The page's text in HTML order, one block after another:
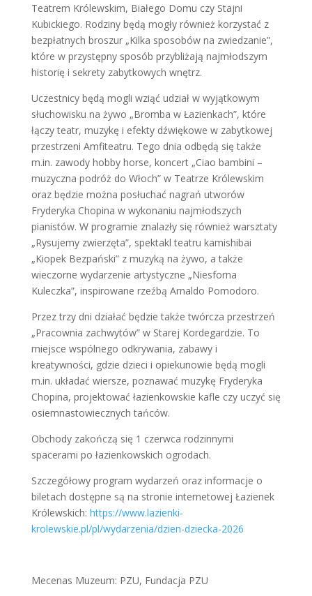
Teatrem Królewskim, Białego Domu czy Stajni
Kubickiego. Rodziny będą mogły również korzystać z
bezpłatnych broszur „Kilka sposobów na zwiedzanie”,
które w przystępny sposób przybliżają najmłodszym
historię i sekrety zabytkowych wnętrz.
Uczestnicy będą mogli wziąć udział w wyjątkowym
słuchowisku na żywo „Bromba w Łazienkach”, które
łączy teatr, muzykę i efekty dźwiękowe w zabytkowej
przestrzeni Amfiteatru. Tego dnia odbędą się także
m.in. zawody hobby horse, koncert „Ciao bambini –
muzyczna podróż do Włoch” w Teatrze Królewskim
oraz będzie można posłuchać nagrań utworów
Fryderyka Chopina w wykonaniu najmłodszych
pianistów. W programie znalazły się również warsztaty
„Rysujemy zwierzęta”, spektakl teatru kamishibai
„Kiopek Bezpański” z muzyką na żywo, a także
wieczorne wydarzenie artystyczne „Niesforna
Kuleczka”, inspirowane rzeźbą Arnaldo Pomodoro.
Przez trzy dni działać będzie także twórcza przestrzeń
„Pracownia zachwytów” w Starej Kordegardzie. To
miejsce wspólnego odkrywania, zabawy i
kreatywności, gdzie dzieci i opiekunowie będą mogli
m.in. układać wiersze, poznawać muzykę Fryderyka
Chopina, projektować łazienkowskie kafle czy uczyć się
osiemnastowiecznych tańców.
Obchody zakończą się 1 czerwca rodzinnymi
spacerami po łazienkowskich ogrodach.
Szczegółowy program wydarzeń oraz informacje o
biletach dostępne są na stronie internetowej Łazienek
Królewskich: https://www.lazienki-
krolewskie.pl/pl/wydarzenia/dzien-dziecka-2026
Mecenas Muzeum: PZU, Fundacja PZU